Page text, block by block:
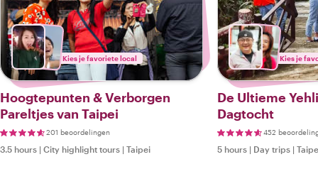
Kies je favoriete local
Hoogtepunten & Verborgen
Pareltjes van Taipei
201 beoordelingen
3.5 hours | City highlight tours | Taipei
Kies je
De Ultieme
Dagtocht
452
5 hours | Day trips |